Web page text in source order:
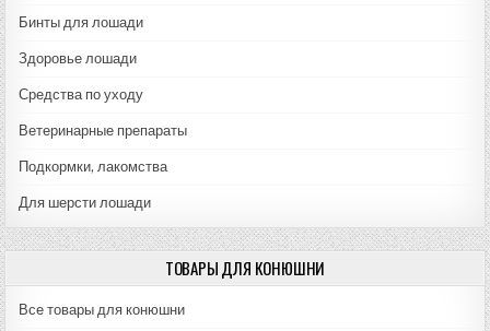
Бинты для лошади
Здоровье лошади
Средства по уходу
Ветеринарные препараты
Подкормки, лакомства
Для шерсти лошади
ТОВАРЫ ДЛЯ КОНЮШНИ
Все товары для конюшни